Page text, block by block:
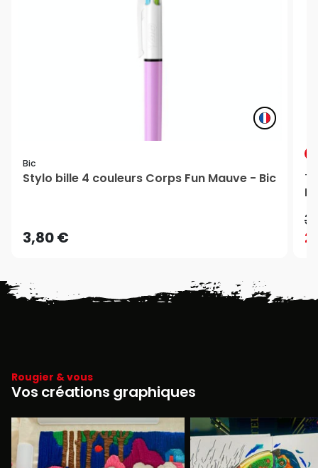
Bic
Stylo bille 4 couleurs Corps Fun Mauve - Bic
3,80 €
Rougier & vous
Vos créations graphiques